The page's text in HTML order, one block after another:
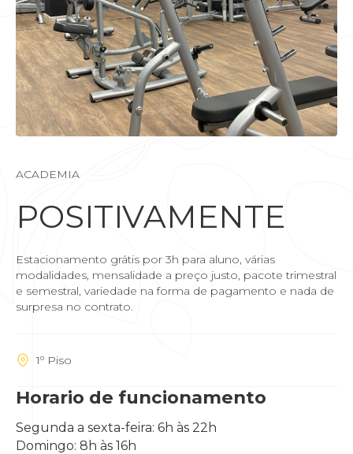
ACADEMIA
POSITIVAMENTE
Estacionamento grátis por 3h para aluno, várias
modalidades, mensalidade a preço justo, pacote trimestral
e semestral, variedade na forma de pagamento e nada de
surpresa no contrato.
1º Piso
Horario de funcionamento
Segunda a sexta-feira: 6h às 22h
Domingo: 8h às 16h